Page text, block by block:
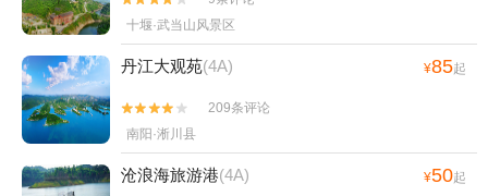
十堰·武当山风景区
丹江大观苑(4A) ¥85起


209条评论
南阳·淅川县
沧浪海旅游港(4A) ¥50起